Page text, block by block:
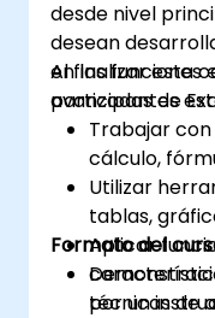
desde nivel
desean
en las funciones
avanzadas de
Al finalizar esta
participantes
Trabajar
cálculo,
Utilizar
tablas,
Aplicar
técnicas de
Formato del
por un